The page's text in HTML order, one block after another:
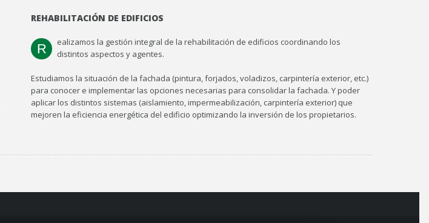
REHABILITACIÓN DE EDIFICIOS
R
ealizamos la gestión integral de la rehabilitación de edificios coordinando los
distintos aspectos y agentes.
Estudiamos la situación de la fachada (pintura, forjados, voladizos, carpintería exterior, etc.)
para conocer e implementar las opciones necesarias para consolidar la fachada. Y poder
aplicar los distintos sistemas (aislamiento, impermeabilización, carpintería exterior) que
mejoren la eficiencia energética del edificio optimizando la inversión de los propietarios.